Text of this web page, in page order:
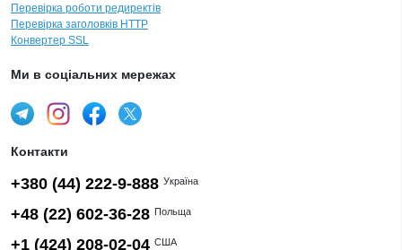
Перевірка роботи редиректів
Перевірка заголовків HTTP
Конвертер SSL
Ми в соціальних мережах
Контакти
+380 (44) 222-9-888 Україна
+48 (22) 602-36-28 Польща
+1 (424) 208-02-04 США